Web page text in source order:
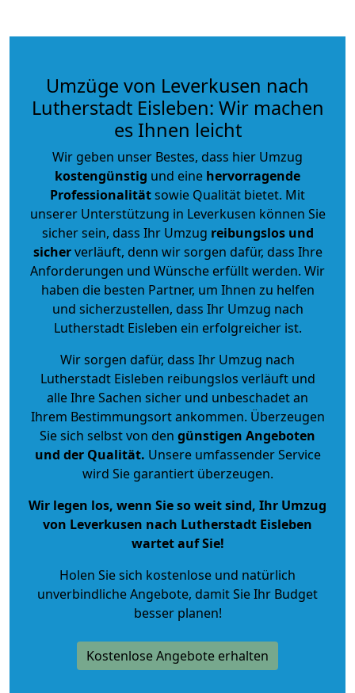
Umzüge von Leverkusen nach
Lutherstadt Eisleben: Wir machen
es Ihnen leicht
Wir geben unser Bestes, dass hier Umzug
kostengünstig und eine hervorragende
Professionalitätsowie Qualität bietet. Mit
unserer Unterstützung in Leverkusen können Sie
sicher sein, dass Ihr Umzug reibungslos und
sicherverläuft, denn wir sorgen dafür, dass Ihre
Anforderungen und Wünsche erfüllt werden. Wir
haben die besten Partner, um Ihnen zu helfen
und sicherzustellen, dass Ihr Umzug nach
Lutherstadt Eisleben ein erfolgreicher ist.
Wir sorgen dafür, dass Ihr Umzug nach
Lutherstadt Eisleben reibungslos verläuft und
alle Ihre Sachen sicher und unbeschadet an
Ihrem Bestimmungsort ankommen. Überzeugen
Sie sich selbst von den günstigen Angeboten
und der Qualität. Unsere umfassender Service
wird Sie garantiert überzeugen.
Wir legen los, wenn Sie so weit sind, Ihr Umzug
von Leverkusen nach Lutherstadt Eisleben
wartet auf Sie!
Holen Sie sich kostenlose und natürlich
unverbindliche Angebote, damit Sie Ihr Budget
besser planen!
Kostenlose Angebote erhalten